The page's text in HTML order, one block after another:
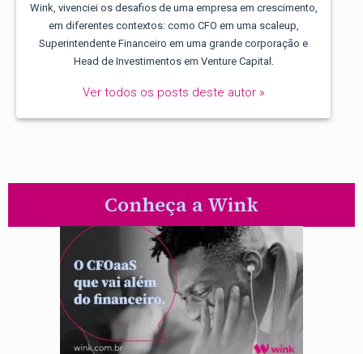
Wink, vivenciei os desafios de uma empresa em crescimento,
em diferentes contextos: como CFO em uma scaleup,
Superintendente Financeiro em uma grande corporação e
Head de Investimentos em Venture Capital.
Ver todos os posts deste autor »
Conheça a Wink